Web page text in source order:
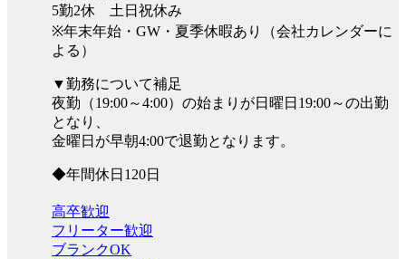
5勤2休 土日祝休み
※年末年始・GW・夏季休暇あり（会社カレンダーに
よる）
▼勤務について補足
夜勤（19:00～4:00）の始まりが日曜日19:00～の出勤
となり、
金曜日が早朝4:00で退勤となります。
◆年間休日120日
高卒歓迎
フリーター歓迎
ブランクOK